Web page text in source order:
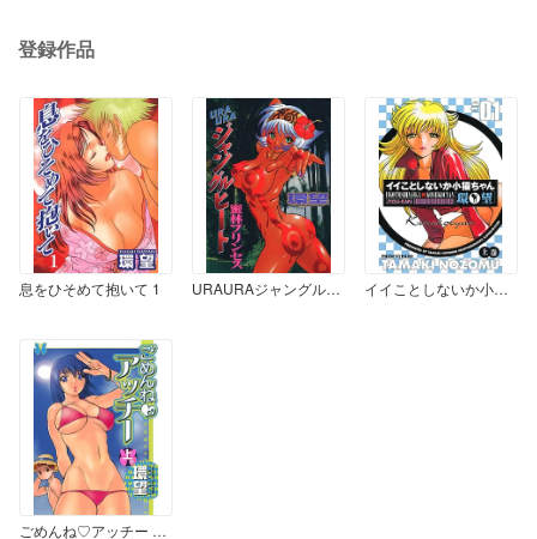
登録作品
息をひそめて抱いて 1 URAURAジャングルヒート 蜜林プリンセス イイことしないか小猫ちゃん 上巻
ごめんね♡アッチー 上巻